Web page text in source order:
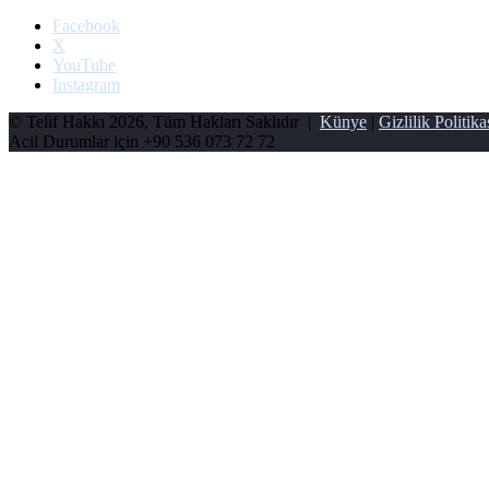
Facebook
X
YouTube
Instagram
© Telif Hakkı 2026, Tüm Hakları Saklıdır | Künye | Gizlilik
Acil Durumlar için +90 536 073 72 72